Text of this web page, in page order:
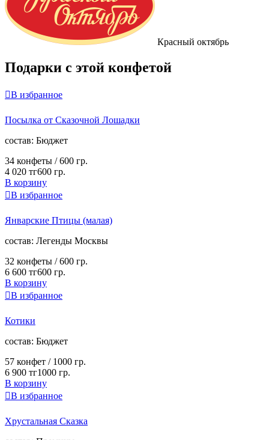
Красный октябрь
Подарки с этой конфетой
В избранное
Посылка от Сказочной Лошадки
cостав: Бюджет
34 конфеты /600 гр.
4 020 тг600 гр.
В корзину
В избранное
Январские Птицы (малая)
cостав: Легенды Москвы
32 конфеты /600 гр.
6 600 тг600 гр.
В корзину
В избранное
Котики
cостав: Бюджет
57 конфет / 1000 гр.
6 900 тг1000 гр.
В корзину
В избранное
Хрустальная Сказка